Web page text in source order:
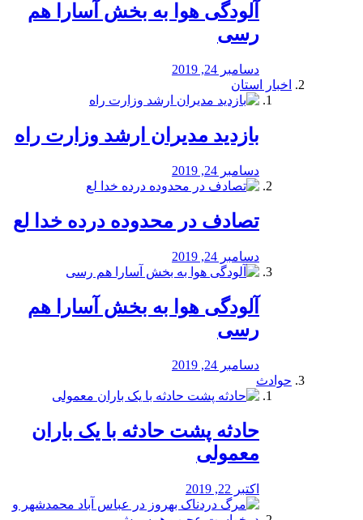
آلودگی هوا به بخش آسارا هم
رسی
دسامبر 24, 2019
اخبار استان
بازدید مدیران ارشد وزارت راه
دسامبر 24, 2019
تصادف در محدوده درده خدا لع
دسامبر 24, 2019
آلودگی هوا به بخش آسارا هم
رسی
دسامبر 24, 2019
حوادث
️حادثه پشت حادثه با یک باران
معمولی
اکتبر 22, 2019